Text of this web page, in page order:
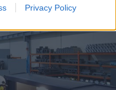
Privacy Policy